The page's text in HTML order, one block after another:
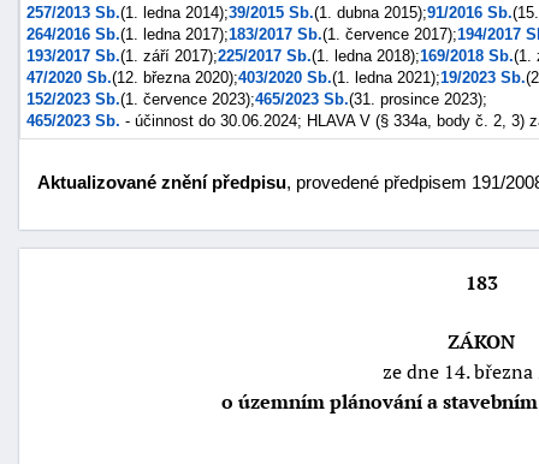
257/2013 Sb.(1. ledna 2014);39/2015 Sb.(1. dubna 2015);91/2016 Sb.
264/2016 Sb.(1. ledna 2017);183/2017 Sb.(1. července 2017);194/2017
193/2017 Sb.(1. září 2017);225/2017 Sb.(1. ledna 2018);169/2018 Sb.(1.
47/2020 Sb.(12. března 2020);403/2020 Sb.(1. ledna 2021);19/2023 Sb.
152/2023 Sb.(1. července 2023);465/2023 Sb.(31. prosince 2023);
465/2023 Sb. - účinnost do 30.06.2024; HLAVA V (§ 334a, body č. 2, 3)
Aktualizované znění předpisu, provedené předpisem 191/
183
ZÁKON
ze dne 14. března
o územním plánování a